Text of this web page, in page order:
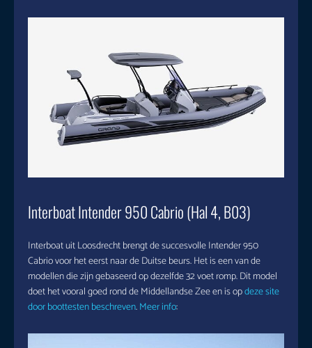
Interboat Intender 950 Cabrio (Hal 4, B03)
Interboat uit Loosdrecht brengt de succesvolle Intender 950
Cabrio voor het eerst naar de Duitse beurs. Het is een van de
modellen die zijn gebaseerd op dezelfde 32 voet romp. Dit model
doet het vooral goed rond de Middellandse Zee en is opdeze site
door boottesten beschreven.Meer info: